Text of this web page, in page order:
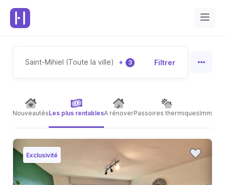
Saint-Mihiel (Toute la ville) + 3 Filtrer
NouveautésLes plus rentablesA rénoverPassoires thermiques
Exclusivité